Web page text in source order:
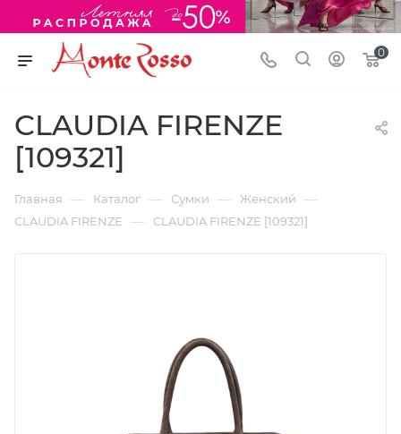
0
CLAUDIA FIRENZE
[109321]
Главная — Каталог — Сумки — Женский —
CLAUDIA FIRENZE — CLAUDIA FIRENZE [109321]